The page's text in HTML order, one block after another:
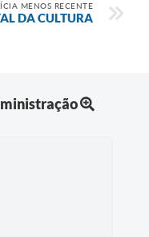
MENOS RECENTE
DA CULTURA